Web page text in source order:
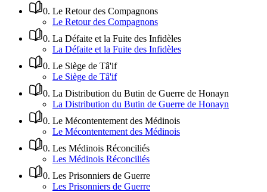
0. Le Retour des Compagnons
Le Retour des Compagnons
0. La Défaite et la Fuite des Infidèles
La Défaite et la Fuite des Infidèles
0. Le Siège de Tâ'if
Le Siège de Tâ'if
0. La Distribution du Butin de Guerre de Honayn
La Distribution du Butin de Guerre de Honayn
0. Le Mécontentement des Médinois
Le Mécontentement des Médinois
0. Les Médinois Réconciliés
Les Médinois Réconciliés
0. Les Prisonniers de Guerre
Les Prisonniers de Guerre